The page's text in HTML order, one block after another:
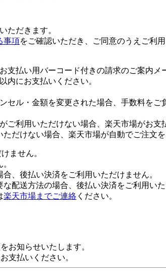
ただきます。
事項をご確認いただき、ご同意のうえご利用
支払い用バーコード付きの請求のご案内
内にお支払いください。
セル・金額を変更された場合、手数料を
ご利用いただけない場合、楽天市場がお支
だけない場合、楽天市場が自動でご注文を
ません。
、後払い決済をご利用いただけません。
配送方法の場合、後払い決済をご利用いた
楽天市場までご連絡 ください。
お知らせいたします。
支払いください。